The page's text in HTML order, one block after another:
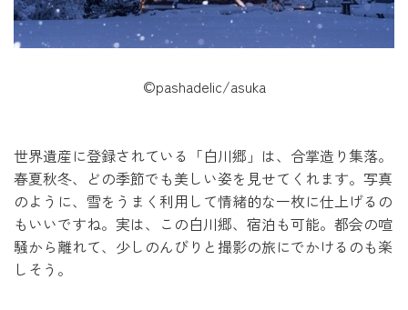
©pashadelic/asuka
世界遺産に登録されている「白川郷」は、合掌造り集落。
春夏秋冬、どの季節でも美しい姿を見せてくれます。写真
のように、雪をうまく利用して情緒的な一枚に仕上げるの
もいいですね。実は、この白川郷、宿泊も可能。都会の喧
騒から離れて、少しのんびりと撮影の旅にでかけるのも楽
しそう。